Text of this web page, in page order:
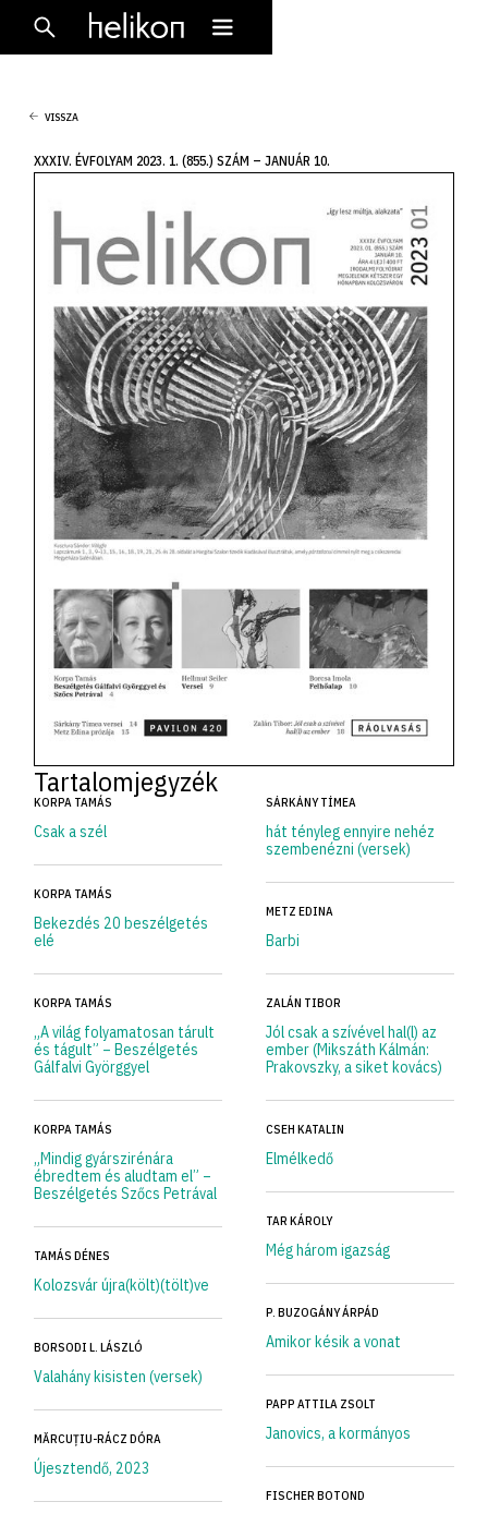
VISSZA
XXXIV. ÉVFOLYAM 2023. 1. (855.) SZÁM – JANUÁR 10.
Tartalomjegyzék
KORPA TAMÁS
Csak a szél
KORPA TAMÁS
Bekezdés 20 beszélgetés
elé
KORPA TAMÁS
„A világ folyamatosan tárult
és tágult” – Beszélgetés
Gálfalvi Györggyel
KORPA TAMÁS
„Mindig gyárszirénára
ébredtem és aludtam el” –
Beszélgetés Szőcs Petrával
TAMÁS DÉNES
Kolozsvár újra(költ)(tölt)ve
BORSODI L. LÁSZLÓ
Valahány kisisten (versek)
MĂRCUȚIU-RÁCZ DÓRA
Újesztendő, 2023
SÁRKÁNY TÍMEA
hát tényleg ennyire nehéz
szembenézni (versek)
METZ EDINA
Barbi
ZALÁN TIBOR
Jól csak a szívével hal(l) az
ember (Mikszáth Kálmán:
Prakovszky, a siket kovács)
CSEH KATALIN
Elmélkedő
TAR KÁROLY
Még három igazság
P. BUZOGÁNY ÁRPÁD
Amikor késik a vonat
PAPP ATTILA ZSOLT
Janovics, a kormányos
FISCHER BOTOND